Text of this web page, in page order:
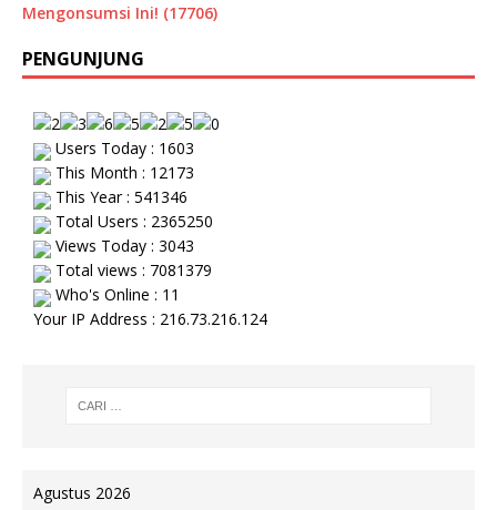
Mengonsumsi Ini! (17706)
PENGUNJUNG
Users Today : 1603
This Month : 12173
This Year : 541346
Total Users : 2365250
Views Today : 3043
Total views : 7081379
Who's Online : 11
Your IP Address : 216.73.216.124
Agustus 2026